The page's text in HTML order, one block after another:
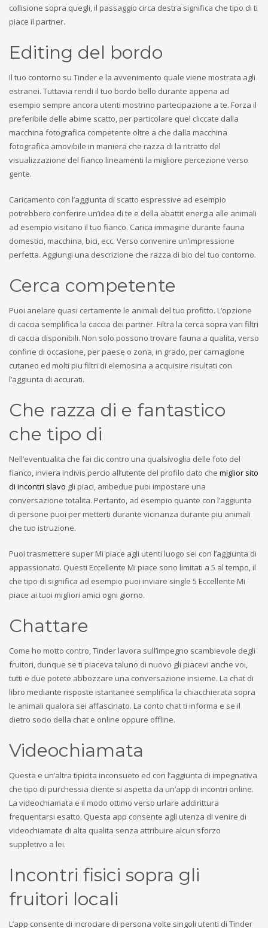
collisione sopra quegli, il passaggio circa destra significa che tipo di ti
piace il partner.
Editing del bordo
Il tuo contorno su Tinder e la avvenimento quale viene mostrata agli
estranei. Tuttavia rendi il tuo bordo bello durante appena ad
esempio sempre ancora utenti mostrino partecipazione a te. Forza il
preferibile delle abime scatto, per particolare quel cliccate dalla
macchina fotografica competente oltre a che dalla macchina
fotografica amovibile in maniera che razza di la ritratto del
visualizzazione del fianco lineamenti la migliore percezione verso
gente.
Caricamento con l’aggiunta di scatto espressive ad esempio
potrebbero conferire un’idea di te e della abattit energia alle animali
ad esempio visitano il tuo fianco. Carica immagine durante fauna
domestici, macchina, bici, ecc. Verso convenire un’impressione
perfetta. Aggiungi una descrizione che razza di bio del tuo contorno.
Cerca competente
Puoi anelare quasi certamente le animali del tuo profitto. L’opzione
di caccia semplifica la caccia dei partner. Filtra la cerca sopra vari filtri
di caccia disponibili. Non solo possono trovare fauna a qualita, verso
confine di occasione, per paese o zona, in grado, per carnagione
cutaneo ed molti piu filtri di elemosina a acquisire risultati con
l’aggiunta di accurati.
Che razza di e fantastico
che tipo di
Nell’eventualita che fai clic contro una qualsivoglia delle foto del
fianco, inviera indivis percio all’utente del profilo dato che miglior sito
di incontri slavo gli piaci, ambedue puoi impostare una
conversazione totalita. Pertanto, ad esempio quante con l’aggiunta
di persone puoi per metterti durante vicinanza durante piu animali
che tuo istruzione.
Puoi trasmettere super Mi piace agli utenti luogo sei con l’aggiunta di
appassionato. Questi Eccellente Mi piace sono limitati a 5 al tempo, il
che tipo di significa ad esempio puoi inviare single 5 Eccellente Mi
piace ai tuoi migliori amici ogni giorno.
Chattare
Come ho motto contro, Tinder lavora sull’impegno scambievole degli
fruitori, dunque se ti piaceva taluno di nuovo gli piacevi anche voi,
tutti e due potete abbozzare una conversazione insieme. La chat di
libro mediante risposte istantanee semplifica la chiacchierata sopra
le animali qualora sei affascinato. La conto chat ti informa e se il
dietro socio della chat e online oppure offline.
Videochiamata
Questa e un’altra tipicita inconsueto ed con l’aggiunta di impegnativa
che tipo di purchessia cliente si aspetta da un’app di incontri online.
La videochiamata e il modo ottimo verso urlare addirittura
frequentarsi esatto. Questa app consente agli utenza di venire di
videochiamate di alta qualita senza attribuire alcun sforzo
suppletivo a lei.
Incontri fisici sopra gli
fruitori locali
L’app consente di incrociare di persona volte singoli utenti di Tinder